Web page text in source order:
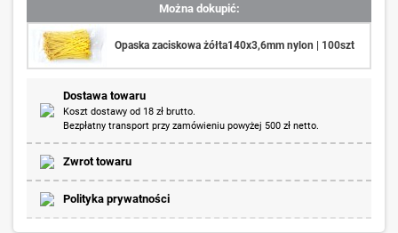
Można dokupić:
Opaska zaciskowa żółta140x3,6mm nylon | 100szt
Dostawa towaru
Koszt dostawy od 18 zł brutto.
Bezpłatny transport przy zamówieniu powyżej 500 zł netto.
Zwrot towaru
Polityka prywatności